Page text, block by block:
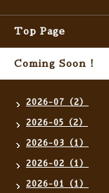
Top Page
Coming Soon !
2026-07（2）
2026-05（2）
2026-03（1）
2026-02（1）
2026-01（1）